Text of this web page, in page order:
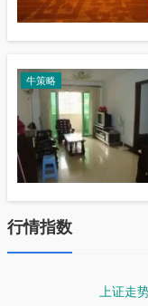
牛策略
行情指数
上证走